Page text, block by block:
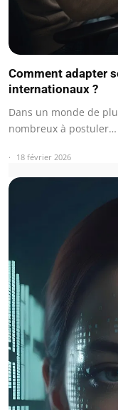
Comment adapter
internationaux ?
Dans un monde de
nombreux à postuler…
18 février 2026